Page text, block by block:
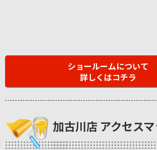
ショールームについて
詳しくはコチラ
加古川店 アクセス